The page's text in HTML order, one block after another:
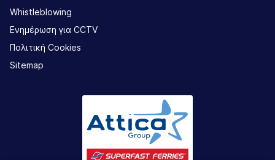
Whistleblowing
Ενημέρωση για CCTV
Πολιτική Cookies
Sitemap